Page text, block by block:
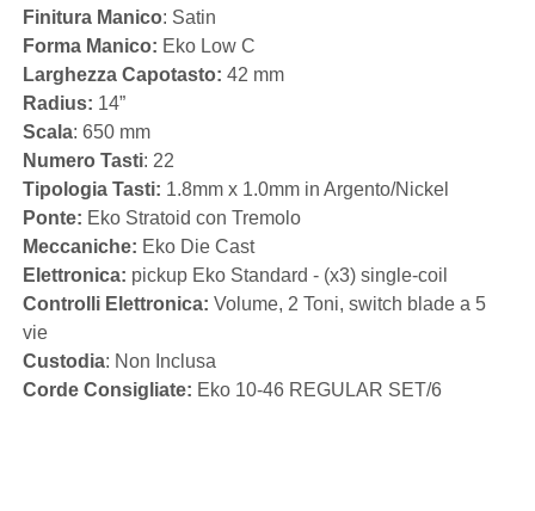
Finitura Manico: Satin
Forma Manico: Eko Low C
Larghezza Capotasto: 42 mm
Radius: 14”
Scala: 650 mm
Numero Tasti: 22
Tipologia Tasti: 1.8mm x 1.0mm in Argento/Nickel
Ponte: Eko Stratoid con Tremolo
Meccaniche: Eko Die Cast
Elettronica: pickup Eko Standard - (x3) single-coil
Controlli Elettronica: Volume, 2 Toni, switch blade a 5
vie
Custodia: Non Inclusa
Corde Consigliate: Eko 10-46 REGULAR SET/6